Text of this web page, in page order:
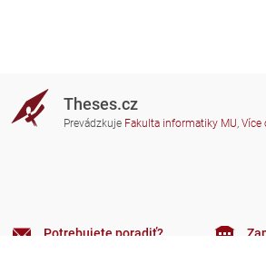
Theses.cz
Prevádzkuje Fakulta informatiky MU, Více
Potrebujete poradiť?